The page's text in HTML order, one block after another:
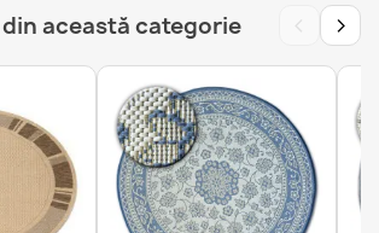
verde
această categorie ‹ ›